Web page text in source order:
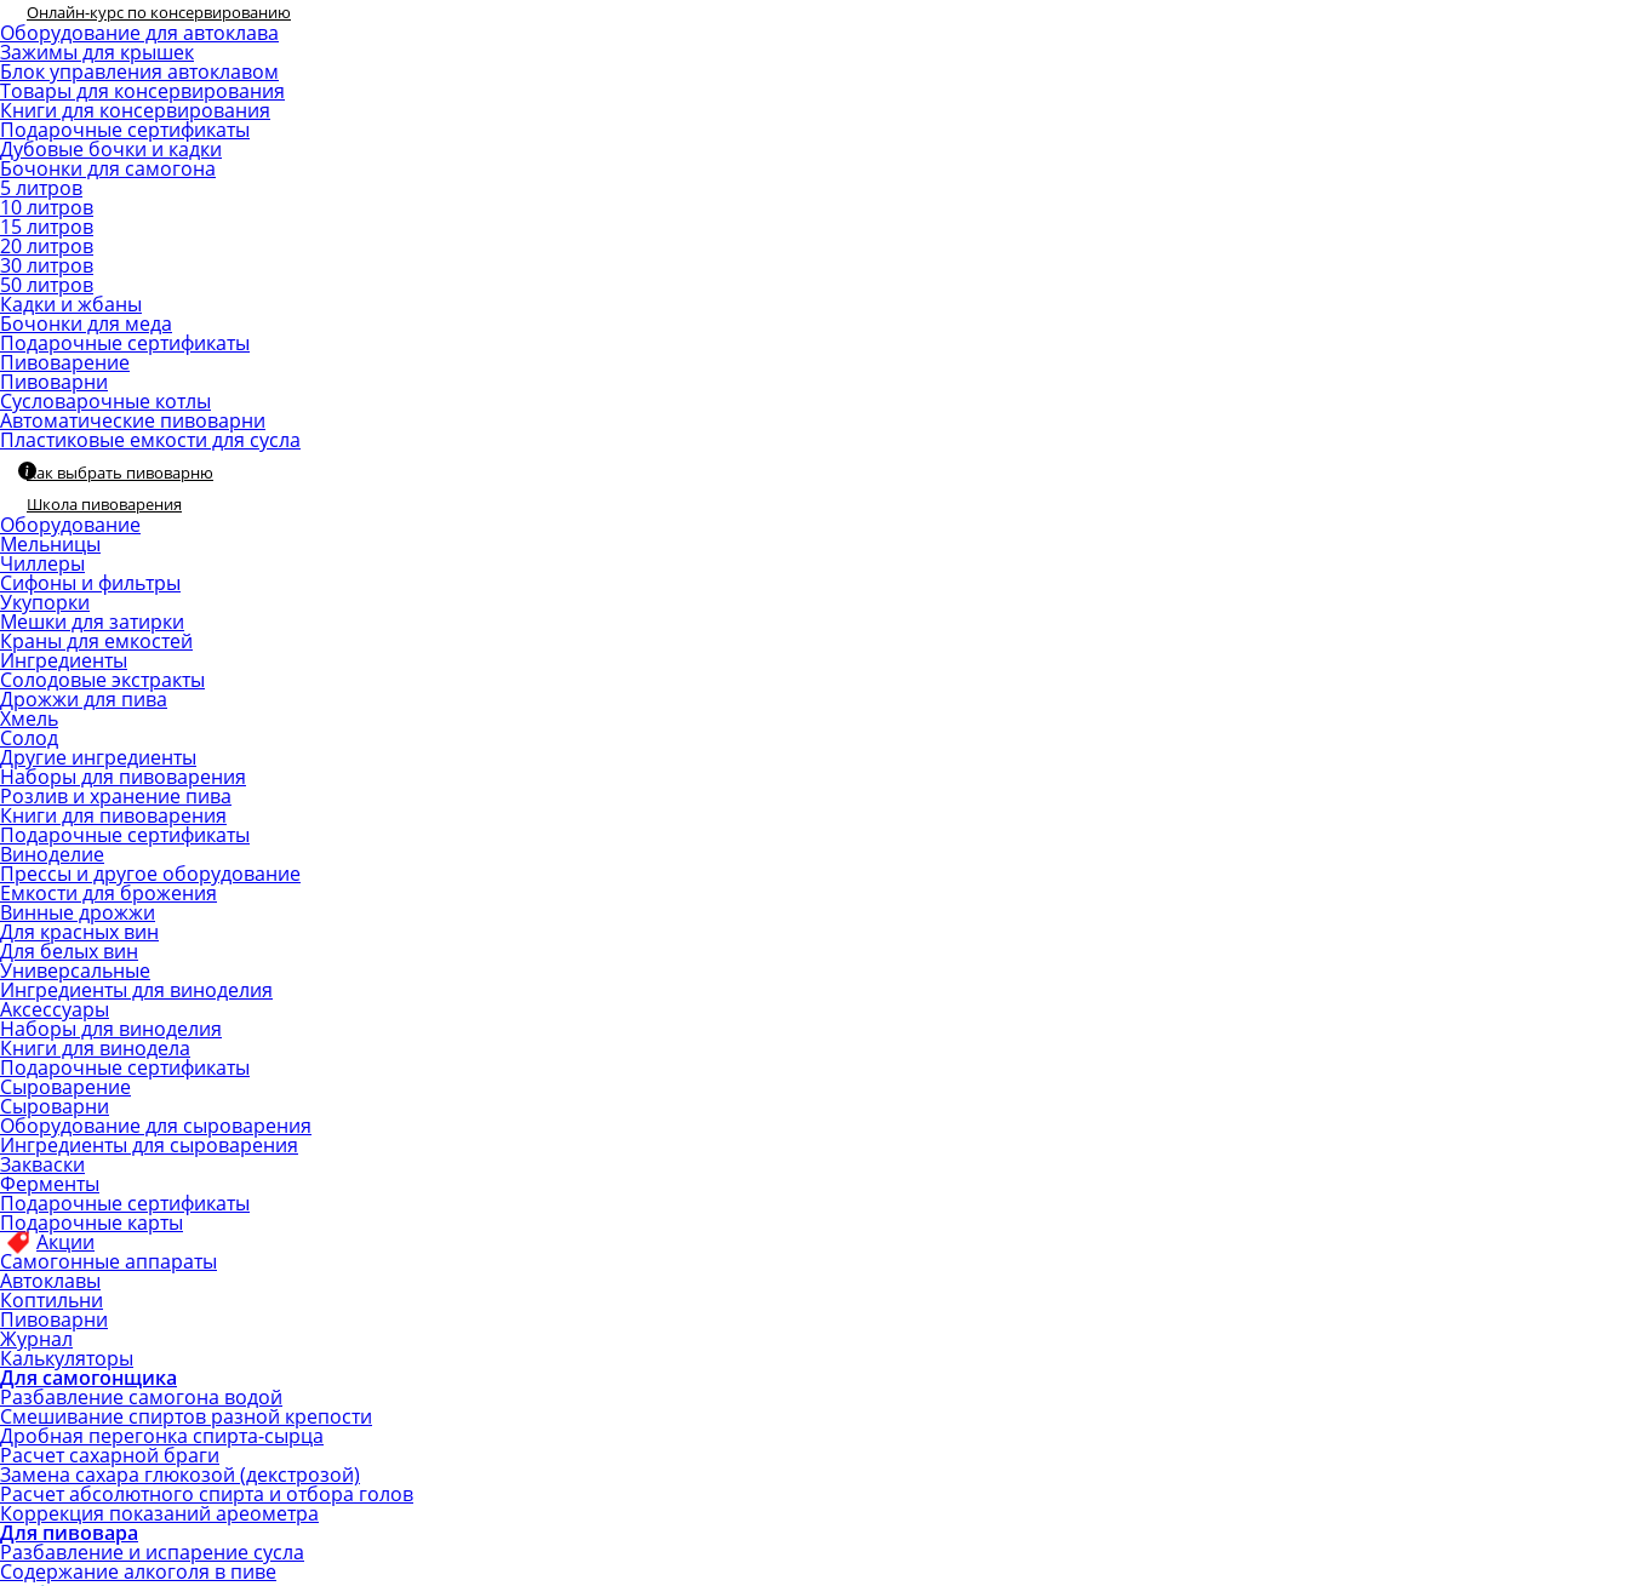
Онлайн-курс по консервированию
Оборудование для автоклава
Зажимы для крышек
Блок управления автоклавом
Товары для консервирования
Книги для консервирования
Подарочные сертификаты
Дубовые бочки и кадки
Бочонки для самогона
5 литров
10 литров
15 литров
20 литров
30 литров
50 литров
Кадки и жбаны
Бочонки для меда
Подарочные сертификаты
Пивоварение
Пивоварни
Сусловарочные котлы
Автоматические пивоварни
Пластиковые емкости для сусла
Как выбрать пивоварню
Школа пивоварения
Оборудование
Мельницы
Чиллеры
Сифоны и фильтры
Укупорки
Мешки для затирки
Краны для емкостей
Ингредиенты
Солодовые экстракты
Дрожжи для пива
Хмель
Солод
Другие ингредиенты
Наборы для пивоварения
Розлив и хранение пива
Книги для пивоварения
Подарочные сертификаты
Виноделие
Прессы и другое оборудование
Емкости для брожения
Винные дрожжи
Для красных вин
Для белых вин
Универсальные
Ингредиенты для виноделия
Аксессуары
Наборы для виноделия
Книги для винодела
Подарочные сертификаты
Сыроварение
Сыроварни
Оборудование для сыроварения
Ингредиенты для сыроварения
Закваски
Ферменты
Подарочные сертификаты
Подарочные карты
Акции
Самогонные аппараты
Автоклавы
Коптильни
Пивоварни
Журнал
Калькуляторы
Для самогонщика
Разбавление самогона водой
Смешивание спиртов разной крепости
Дробная перегонка спирта-сырца
Расчет сахарной браги
Замена сахара глюкозой (декстрозой)
Расчет абсолютного спирта и отбора голов
Коррекция показаний ареометра
Для пивовара
Разбавление и испарение сусла
Содержание алкоголя в пиве